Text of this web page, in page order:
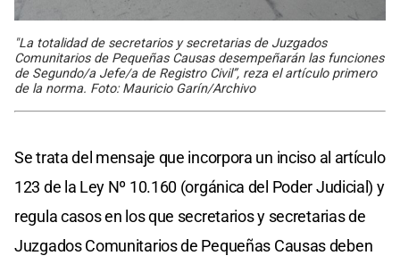
"La totalidad de secretarios y secretarias de Juzgados
Comunitarios de Pequeñas Causas desempeñarán las funciones
de Segundo/a Jefe/a de Registro Civil”, reza el artículo primero
de la norma. Foto: Mauricio Garín/Archivo
Se trata del mensaje que incorpora un inciso al artículo
123 de la Ley Nº 10.160 (orgánica del Poder Judicial) y
regula casos en los que secretarios y secretarias de
Juzgados Comunitarios de Pequeñas Causas deben